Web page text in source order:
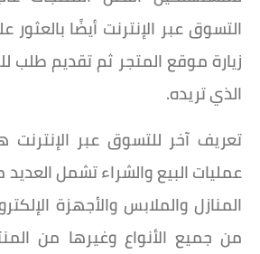
التسوق عبر الإنترنت أيضًا
زيارة موقع المتجر ثم تقديم طلب
الذي تريده.
تعريف آخر للتسوق عبر
عمليات البيع والشراء تشمل
المنازل والملابس والأجهزة
من جميع الأنواع وغيرها من